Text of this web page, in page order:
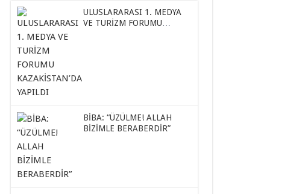
ULUSLARARASI 1. MEDYA
VE TURİZM FORUMU
BİBA: “ÜZÜLME! ALLAH
BİZİMLE BERABERDİR”